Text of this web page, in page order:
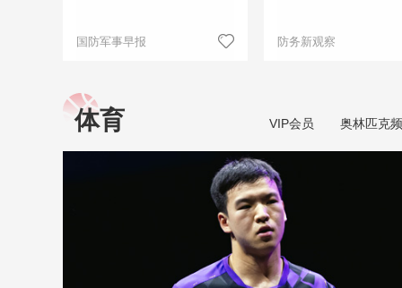
国防军事早报 防务新观察
体育 VIP会员 奥林匹克